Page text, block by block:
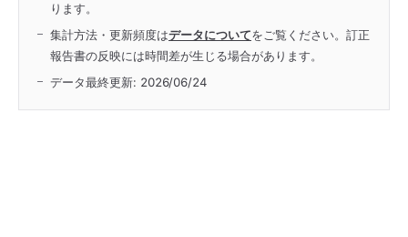
ります。
集計方法・更新頻度はデータについてをご覧ください。訂正
報告書の反映には時間差が生じる場合があります。
データ最終更新: 2026/06/24